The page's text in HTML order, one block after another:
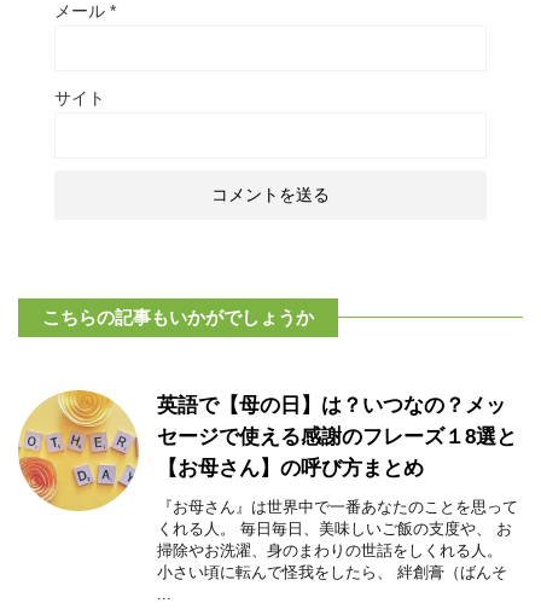
メール *
サイト
こちらの記事もいかがでしょうか
英語で【母の日】は？いつなの？メッ
セージで使える感謝のフレーズ１8選と
【お母さん】の呼び方まとめ
『お母さん』は世界中で一番あなたのことを思って
くれる人。 毎日毎日、美味しいご飯の支度や、 お
掃除やお洗濯、身のまわりの世話をしくれる人。
小さい頃に転んで怪我をしたら、 絆創膏（ばんそ
...